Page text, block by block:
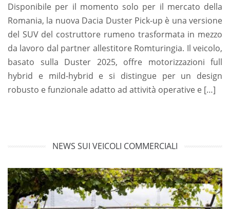
Disponibile per il momento solo per il mercato della
Romania, la nuova Dacia Duster Pick-up è una versione
del SUV del costruttore rumeno trasformata in mezzo
da lavoro dal partner allestitore Romturingia. Il veicolo,
basato sulla Duster 2025, offre motorizzazioni full
hybrid e mild-hybrid e si distingue per un design
robusto e funzionale adatto ad attività operative e […]
NEWS SUI VEICOLI COMMERCIALI